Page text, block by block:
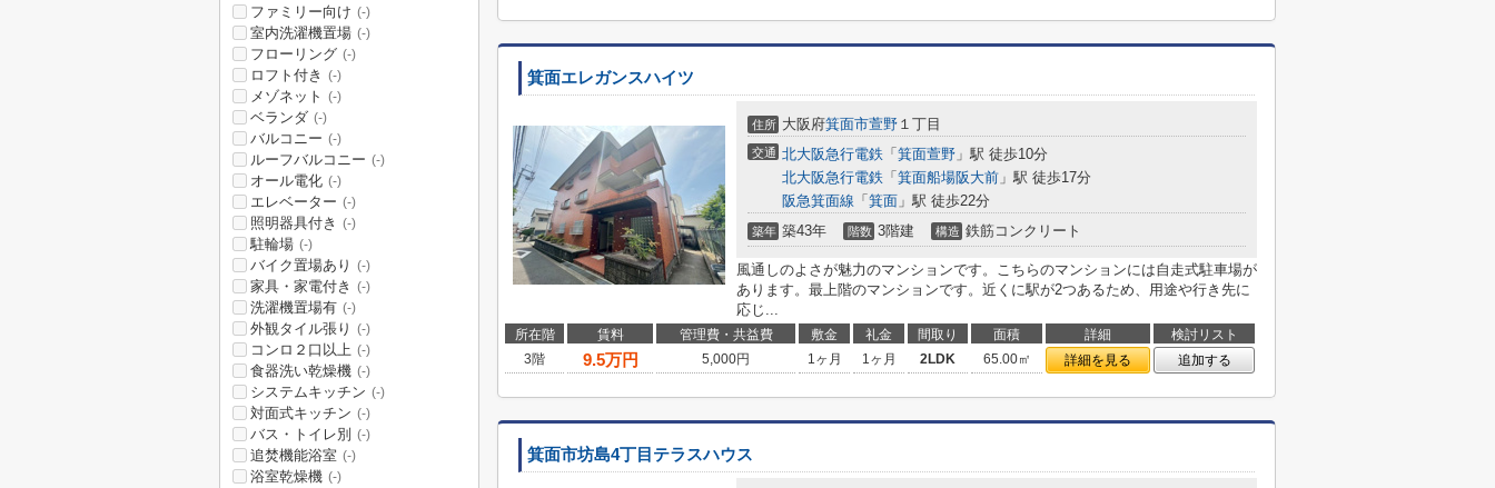
箕面エレガンスハイツ
住所 大阪府箕面市萱野 １丁目
交通 北大阪急行電鉄 「 箕面萱野 」駅 徒歩10分
北大阪急行電鉄 「 箕面船場阪大前 」駅 徒歩17分
阪急箕面線 「 箕面 」駅 徒歩22分
築年 築43年 階数 3階建 構造 鉄筋コンクリート
風通しのよさが魅力のマンションです。こちらのマンションには自走式駐車場が
あります。最上階のマンションです。近くに駅が2つあるため、用途や行き先に
応じ...
所在階 賃料 管理費・共益費 敷金 礼金 間取り 面積 詳細
検討リスト
3階
9.5万円 5,000円 1ヶ月 1ヶ月 2LDK 65.00㎡ 詳細を見る 追加する
箕面市坊島4丁目テラスハウス
ファミリー向け (-)
室内洗濯機置場 (-)
フローリング (-)
ロフト付き (-)
メゾネット (-)
ベランダ (-)
バルコニー (-)
ルーフバルコニー (-)
オール電化 (-)
エレベーター (-)
照明器具付き (-)
駐輪場 (-)
バイク置場あり (-)
家具・家電付き (-)
洗濯機置場有 (-)
外観タイル張り (-)
コンロ２口以上 (-)
食器洗い乾燥機 (-)
システムキッチン (-)
対面式キッチン (-)
バス・トイレ別 (-)
追焚機能浴室 (-)
浴室乾燥機 (-)